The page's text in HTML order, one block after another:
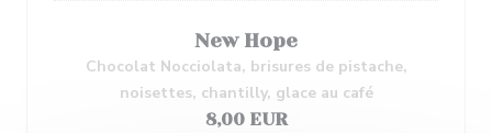
New Hope
Chocolat Nocciolata, brisures de pistache,
noisettes, chantilly, glace au café
8,00 EUR